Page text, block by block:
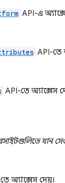
API-এ
API-তে
API-তে অ্যাক্সেস
যান
অ্যাক্সেস দেয়।